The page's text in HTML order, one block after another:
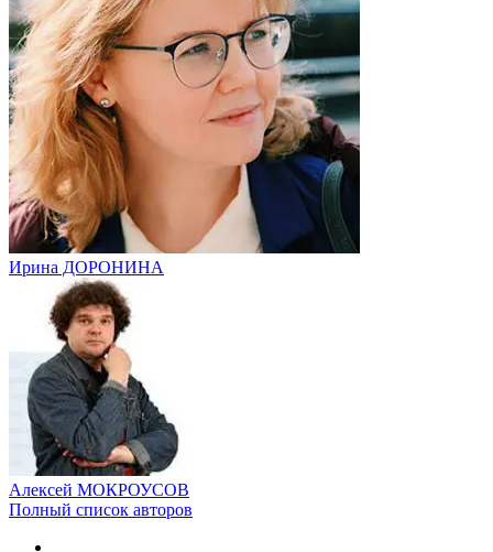
Ирина ДОРОНИНА
Алексей МОКРОУСОВ
Полный список авторов